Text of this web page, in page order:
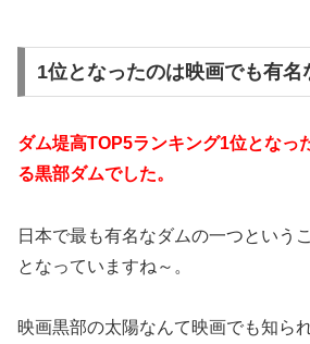
1位となったのは映画でも有名
ダム堤高TOP5ランキング1位となっ
る黒部ダムでした。
日本で最も有名なダムの一つという
となっていますね～。
映画黒部の太陽なんて映画でも知ら